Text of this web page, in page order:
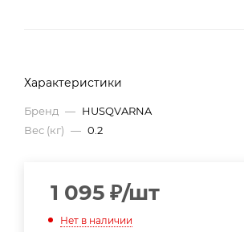
Характеристики
Бренд — HUSQVARNA
Вес (кг) — 0.2
1 095 ₽/шт
Нет в наличии